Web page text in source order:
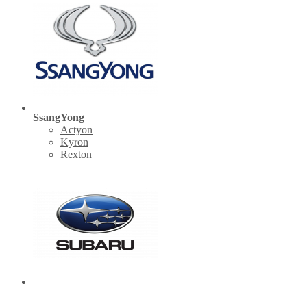
SsangYong
Actyon
Kyron
Rexton